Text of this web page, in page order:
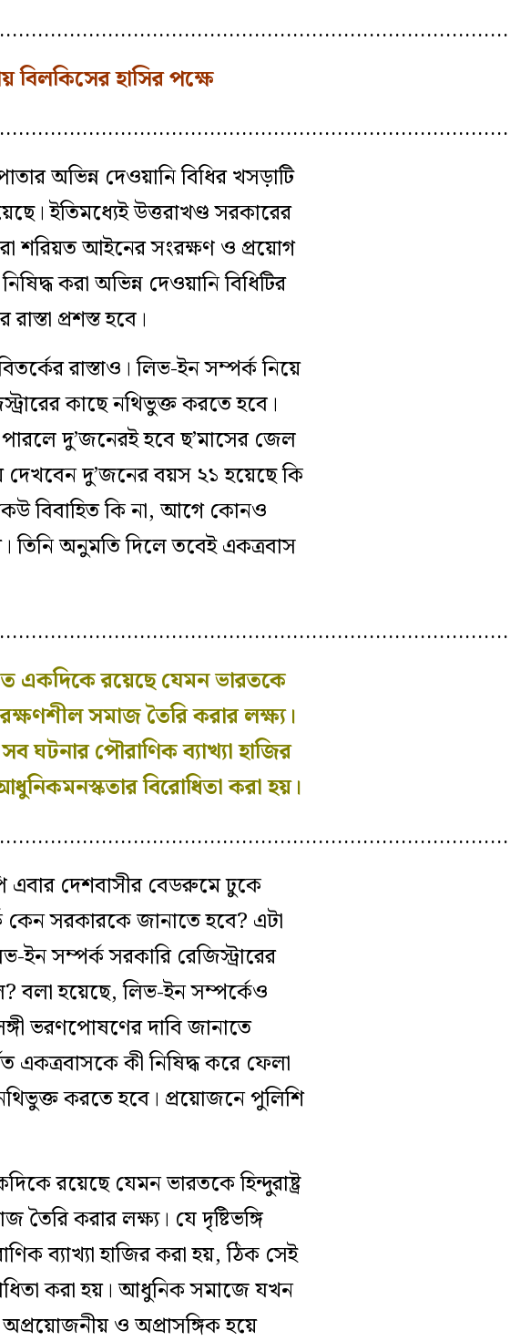
বিলকিসের হাসির পক্ষে
অভিন্ন দেওয়ানি বিধির খসড়াটি
ইতিমধ্যেই উত্তরাখণ্ড সরকারের
শরিয়ত আইনের সংরক্ষণ ও প্রয়োগ
করা অভিন্ন দেওয়ানি বিধিটির
প্রশস্ত হবে।
রাস্তাও। লিভ-ইন সম্পর্ক নিয়ে
কাছে নথিভুক্ত করতে হবে।
দু’জনেরই হবে ছ’মাসের জেল
দেখবেন দু’জনের বয়স ২১ হয়েছে কি
বিবাহিত কি না, আগে কোনও
তিনি অনুমতি দিলে তবেই একত্রবাস
একদিকে রয়েছে যেমন ভারতকে
সমাজ তৈরি করার লক্ষ্য।
ঘটনার পৌরাণিক ব্যাখ্যা হাজির
বিরোধিতা করা হয়।
এবার দেশবাসীর বেডরুমে ঢুকে
কেন সরকারকে জানাতে হবে? এটা
সম্পর্ক সরকারি রেজিস্ট্রারের
বলা হয়েছে, লিভ-ইন সম্পর্কেও
ভরণপোষণের দাবি জানাতে
একত্রবাসকে কী নিষিদ্ধ করে ফেলা
করতে হবে। প্রয়োজনে পুলিশি
রয়েছে যেমন ভারতকে হিন্দুরাষ্ট্র
করার লক্ষ্য। যে দৃষ্টিভঙ্গি
ব্যাখ্যা হাজির করা হয়, ঠিক সেই
করা হয়। আধুনিক সমাজে যখন
অপ্রয়োজনীয় ও অপ্রাসঙ্গিক হয়ে